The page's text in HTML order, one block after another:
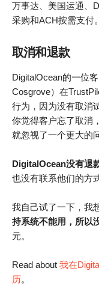
万事达、美国运通、
采购和ACH按需支付。
取消和退款
DigitalOcean的一位
Cosgrove）在
行为，因为没有取消
你觉得客户忘了取消
就忽视了一个更大的
DigitalOcean没有退
也没有联系他们的方
我自己试了一下，我
持系统不能用，所以
元。
Read about 我在
历。